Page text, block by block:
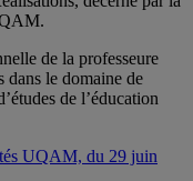
de la professeure
dans le domaine de
de l’éducation
UQAM, du 29 juin